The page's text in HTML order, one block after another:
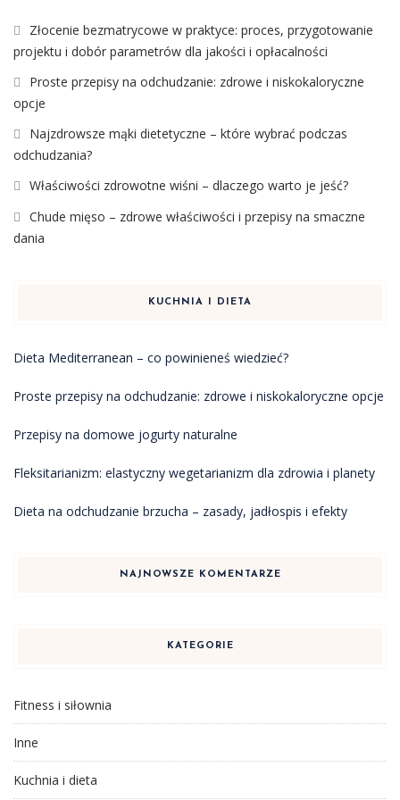
Złocenie bezmatrycowe w praktyce: proces, przygotowanie
projektu i dobór parametrów dla jakości i opłacalności
Proste przepisy na odchudzanie: zdrowe i niskokaloryczne
opcje
Najzdrowsze mąki dietetyczne – które wybrać podczas
odchudzania?
Właściwości zdrowotne wiśni – dlaczego warto je jeść?
Chude mięso – zdrowe właściwości i przepisy na smaczne
dania
KUCHNIA I DIETA
Dieta Mediterranean – co powinieneś wiedzieć?
Proste przepisy na odchudzanie: zdrowe i niskokaloryczne opcje
Przepisy na domowe jogurty naturalne
Fleksitarianizm: elastyczny wegetarianizm dla zdrowia i planety
Dieta na odchudzanie brzucha – zasady, jadłospis i efekty
NAJNOWSZE KOMENTARZE
KATEGORIE
Fitness i siłownia
Inne
Kuchnia i dieta